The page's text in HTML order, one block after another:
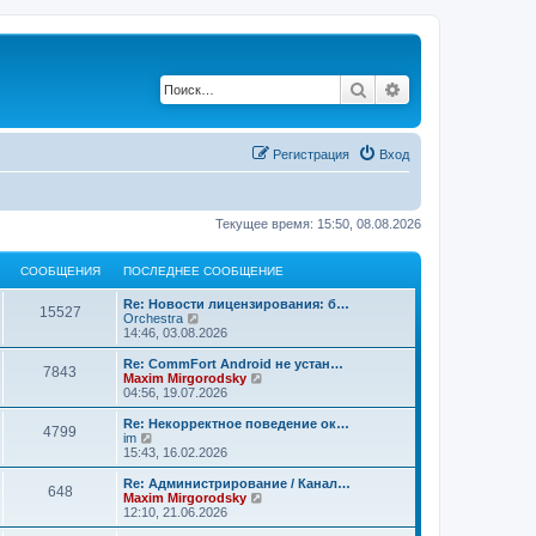
Поиск
Вход
Регистрация
Текущее время: 15:50, 08.08.2026
СООБЩЕНИЯ ПОСЛЕДНЕЕ СООБЩЕНИЕ
15527
Re: Новости лицензирования: б…
Orchestra
е
р
е
й
т
п
о
с
е
д
н
е
14:46, 03.08.2026
7843
Re: CommFort Android не устан…
Maxim Mirgorodsky
р
е
п
04:56, 19.07.2026
4799
Re: Некорректное поведение ок…
im
е
р
е
й
т
и
15:43, 16.02.2026
648
Re: Администрирование / Канал…
Maxim Mirgorodsky
р
12:10, 21.06.2026